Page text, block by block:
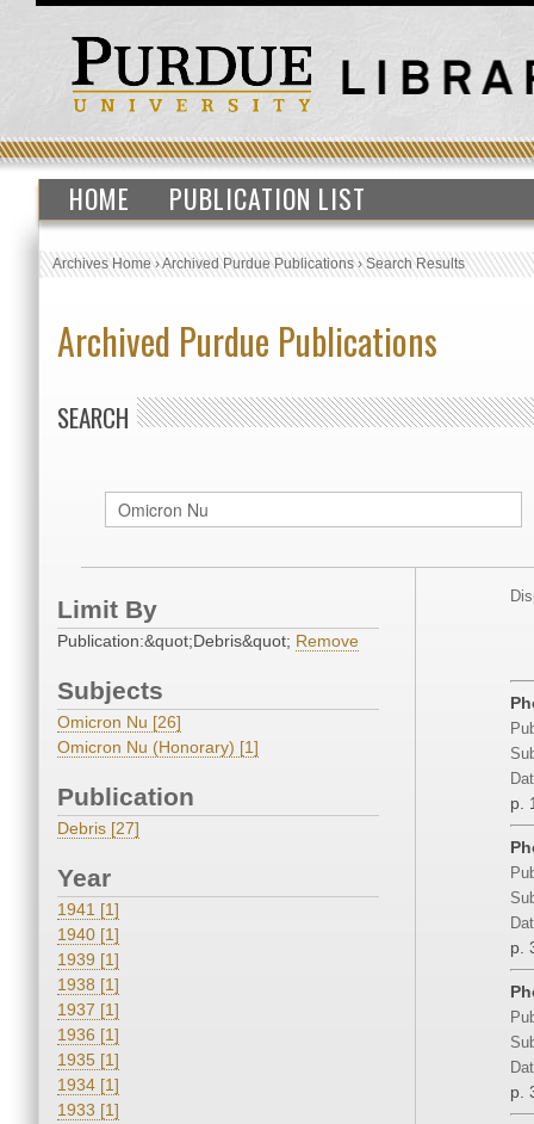
HOME PUBLICATION LIST
Archives Home›Archived Purdue Publications›Search Results
Archived Purdue Publications
SEARCH
Limit By
Publication:&quot;Debris&quot; Remove
Subjects
Omicron Nu [26]
Omicron Nu (Honorary) [1]
Publication
Debris [27]
Year
1941 [1]
1940 [1]
1939 [1]
1938 [1]
1937 [1]
1936 [1]
1935 [1]
1934 [1]
1933 [1]
p.
p.
p.